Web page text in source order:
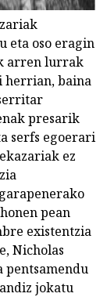
eta oso eragin
arren lurrak
herrian, baina
presarik
serfs egoerari
ez
pean
existentzia
Nicholas
pentsamendu
jokatu